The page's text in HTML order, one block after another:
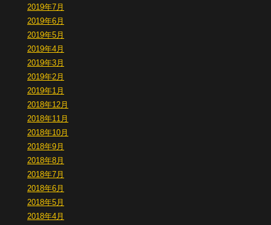
2019年7月
2019年6月
2019年5月
2019年4月
2019年3月
2019年2月
2019年1月
2018年12月
2018年11月
2018年10月
2018年9月
2018年8月
2018年7月
2018年6月
2018年5月
2018年4月